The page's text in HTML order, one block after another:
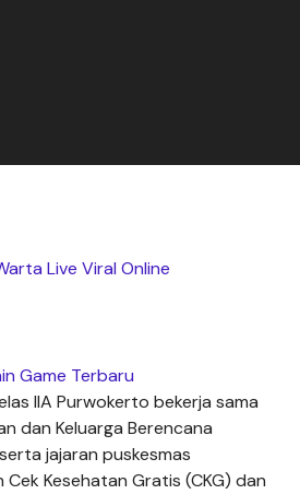
Live Viral Online
Game Terbaru
IIA Purwokerto bekerja sama
dan Keluarga Berencana
jajaran puskesmas
Kesehatan Gratis (CKG) dan